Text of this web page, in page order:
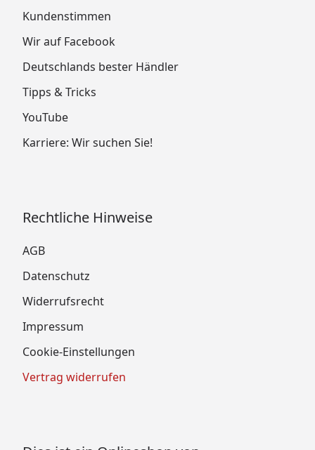
Kundenstimmen
Wir auf Facebook
Deutschlands bester Händler
Tipps & Tricks
YouTube
Karriere: Wir suchen Sie!
Rechtliche Hinweise
AGB
Datenschutz
Widerrufsrecht
Impressum
Cookie-Einstellungen
Vertrag widerrufen